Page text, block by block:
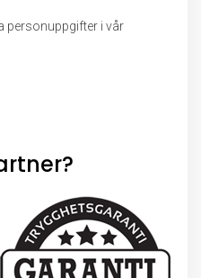
personuppgifter i vår